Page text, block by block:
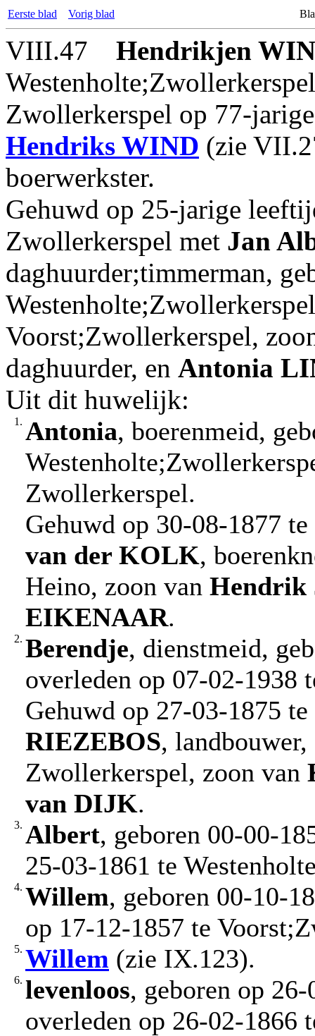
Eerste blad Vorig blad
VIII.47 Hendrikjen
Zwollerkerspel op 77-
Hendriks WIND (zie
boerwerkster.
Gehuwd op 25-jarige
Zwollerkerspel met Jan
daghuurder;timmerman,
Voorst;Zwollerkerspel,
daghuurder, en Antonia
Uit dit huwelijk:
1. Antonia, boerenmeid,
Zwollerkerspel.
Gehuwd op 30-08-1877
van der KOLK,
Heino, zoon van Hendrik
EIKENAAR.
2. Berendje, dienstmeid,
overleden op 07-02-1938
Gehuwd op 27-03-1875
RIEZEBOS,
Zwollerkerspel, zoon van
van DIJK.
3. Albert, geboren 00-00-
25-03-1861 te
4. Willem, geboren 00-10-
op 17-12-1857 te
5. Willem (zie IX.123).
6. levenloos, geboren op
overleden op 26-02-1866